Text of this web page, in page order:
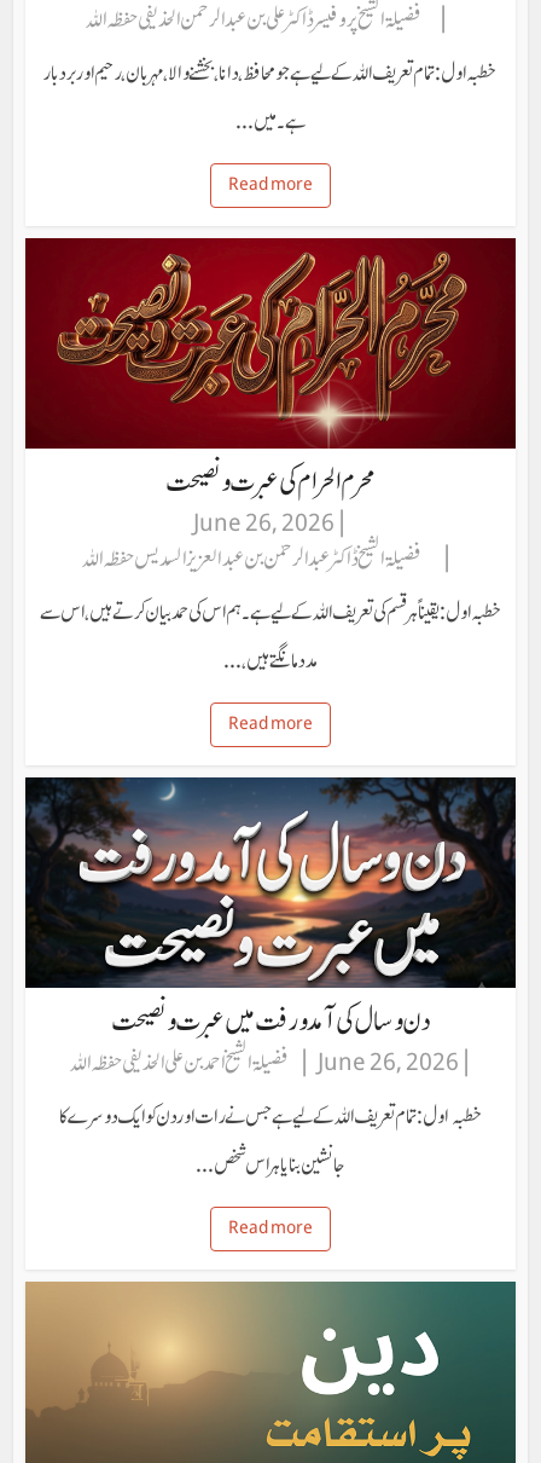
فضیلۃ الشیخ پروفیسر ڈاکٹر علی بن عبد الرحمن الحذیفی حفظہ اللہ
خطبہ اول: تمام تعریف اللہ کے لیے ہے جو محافظ، دانا، بخشنے والا، مہربان، رحیم اور بردبار
ہے۔ میں...
Read more
محرم الحرام کی عبرت ونصیحت
June 26, 2026
فضیلۃ الشیخ ڈاکٹر عبد الرحمٰن بن عبدالعزیز السُدیس حفظہ اللہ
خطبہ اول: یقیناً ہر قسم کی تعریف اللہ کے لیے ہے۔ ہم اس کی حمد بیان کرتے ہیں، اس سے
مدد مانگتے ہیں،...
Read more
دن وسال کی آمد ورفت میں عبرت ونصیحت
June 26, 2026 فضیلۃ الشیخ احمد بن علی الحذيفی حفظہ اللہ
خطبہ اول: تمام تعریف اللہ کے لیے ہے جس نے رات اور دن کو ایک دوسرے کا
جانشین بنایا ہر اس شخص...
Read more